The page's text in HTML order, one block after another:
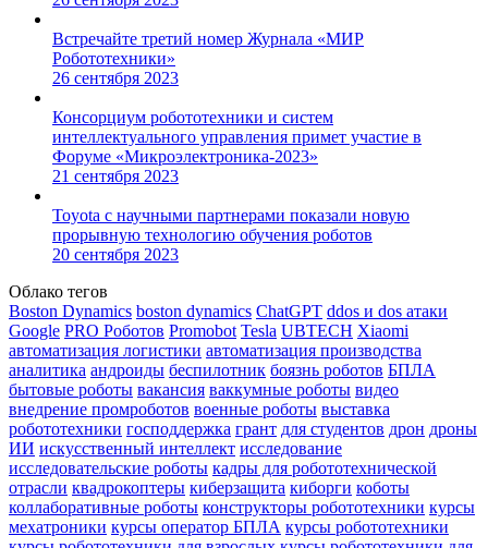
Встречайте третий номер Журнала «МИР
Робототехники»
26 сентября 2023
Консорциум робототехники и систем
интеллектуального управления примет участие в
Форуме «Микроэлектроника-2023»
21 сентября 2023
Toyota с научными партнерами показали новую
прорывную технологию обучения роботов
20 сентября 2023
Облако тегов
Boston Dynamics boston dynamics ChatGPT ddos и dos атаки
Google PRO Роботов Promobot Tesla UBTECH Xiaomi
автоматизация логистики автоматизация производства
аналитика андроиды беспилотник боязнь роботов БПЛА
бытовые роботы вакансия ваккумные роботы видео
внедрение промроботов военные роботы выставка
робототехники господдержка грант для студентов дрон дроны
ИИ искусственный интеллект исследование
исследовательские роботы кадры для робототехнической
отрасли квадрокоптеры киберзащита киборги коботы
коллаборативные роботы конструкторы робототехники курсы
мехатроники курсы оператор БПЛА курсы робототехники